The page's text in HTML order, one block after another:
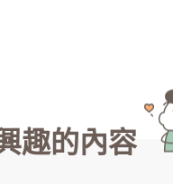
趣的內容